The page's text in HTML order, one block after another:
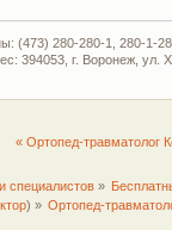
(473) 280-280-1, 280-1-
394053, г. Воронеж, ул.
« Ортопед-травматолог
специалистов »
) » Ортопед-